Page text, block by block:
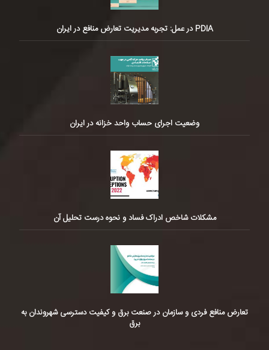
PDIA در عمل: تجربه مدیریت تعارض منافع در ایران
وضعیت اجرای حساب واحد خزانه در ایران
مشکلات شاخص ادراک فساد و نحوه درست تحلیل آن
تعارض منافع فردی و سازمان در صنعت برق و کیفیت دسترسی شهروندان به
برق